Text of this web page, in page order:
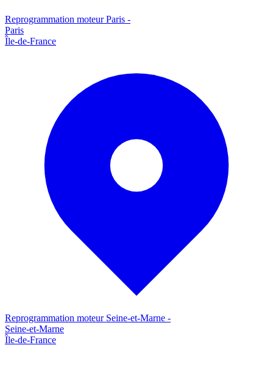
Reprogrammation moteurParis -
Paris
Île-de-France
Reprogrammation moteur Seine-et-Marne -
Seine-et-Marne
Île-de-France